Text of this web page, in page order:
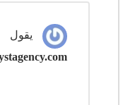
يقول